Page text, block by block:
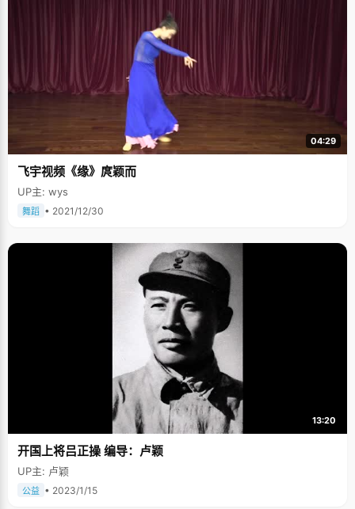
04:29
飞宇视频《缘》庹颖而
UP主: wys
舞蹈 • 2021/12/30
13:20
开国上将吕正操 编导：卢颖
UP主: 卢颖
公益 • 2023/1/15